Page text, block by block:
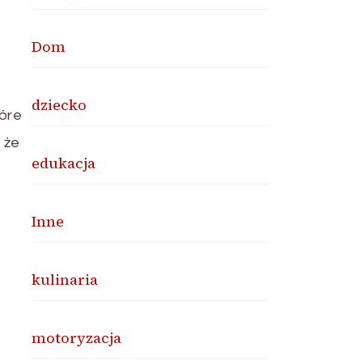
Dom
dziecko
edukacja
Inne
kulinaria
motoryzacja